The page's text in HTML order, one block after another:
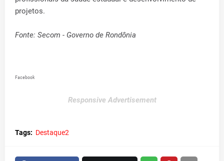
projetos.
Fonte: Secom - Governo de Rondônia
Facebook
Responsive Advertisement
Tags: Destaque2